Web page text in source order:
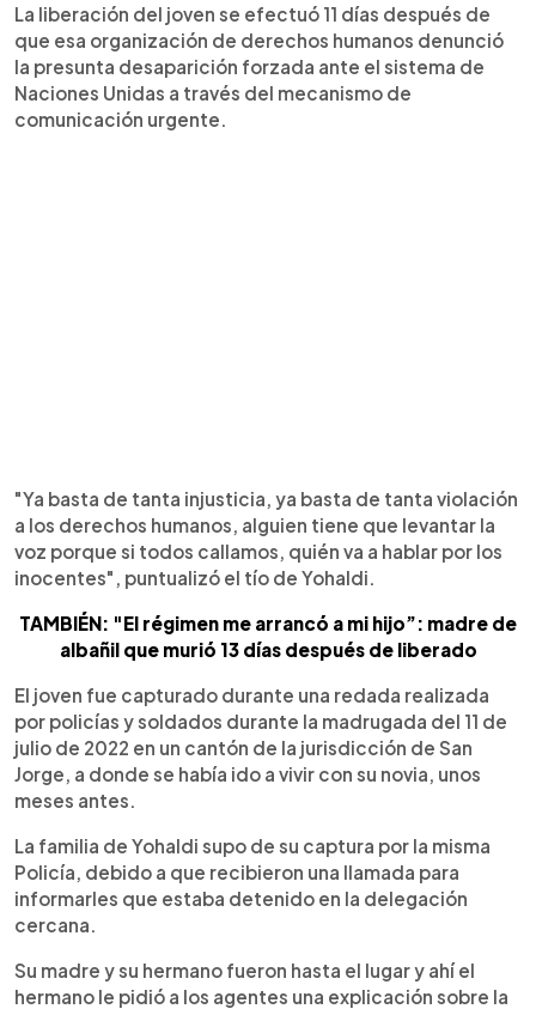
La liberación del joven se efectuó 11 días después de
que esa organización de derechos humanos denunció
la presunta desaparición forzada ante el sistema de
Naciones Unidas a través del mecanismo de
comunicación urgente.
"Ya basta de tanta injusticia, ya basta de tanta violación
a los derechos humanos, alguien tiene que levantar la
voz porque si todos callamos, quién va a hablar por los
inocentes", puntualizó el tío de Yohaldi.
TAMBIÉN: "El régimen me arrancó a mi hijo”: madre de
albañil que murió 13 días después de liberado
El joven fue capturado durante una redada realizada
por policías y soldados durante la madrugada del 11 de
julio de 2022 en un cantón de la jurisdicción de San
Jorge, a donde se había ido a vivir con su novia, unos
meses antes.
La familia de Yohaldi supo de su captura por la misma
Policía, debido a que recibieron una llamada para
informarles que estaba detenido en la delegación
cercana.
Su madre y su hermano fueron hasta el lugar y ahí el
hermano le pidió a los agentes una explicación sobre la